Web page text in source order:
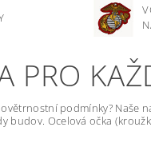
PRO
podmínky? Naše
budov. Ocelová očka